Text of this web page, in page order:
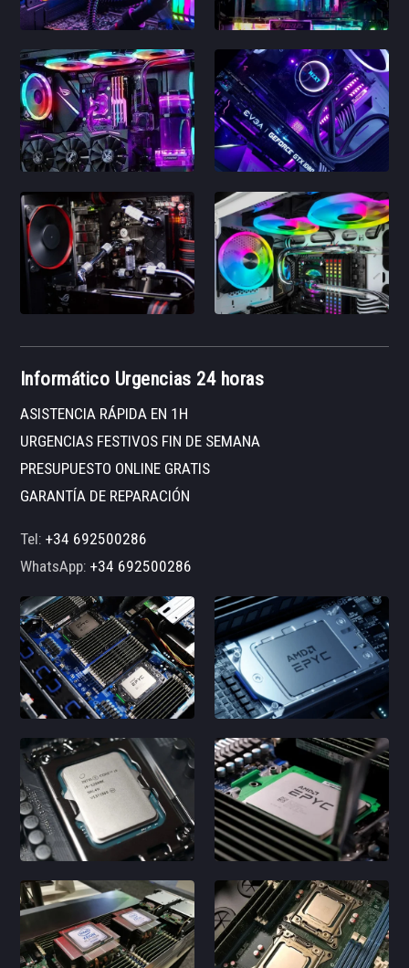
Informático Urgencias 24 horas
ASISTENCIA RÁPIDA EN 1H
URGENCIAS FESTIVOS FIN DE SEMANA
PRESUPUESTO ONLINE GRATIS
GARANTÍA DE REPARACIÓN
Tel:+34 692500286
WhatsApp:+34 692500286